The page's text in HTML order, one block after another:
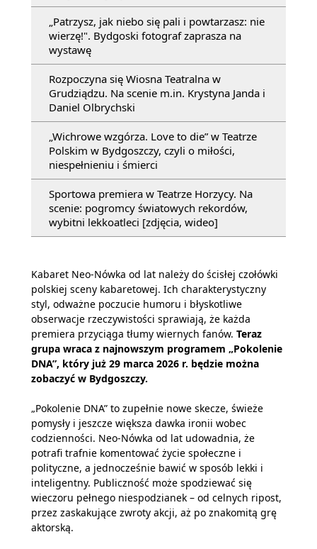
„Patrzysz, jak niebo się pali i powtarzasz: nie
wierzę!". Bydgoski fotograf zaprasza na
wystawę
Rozpoczyna się Wiosna Teatralna w
Grudziądzu. Na scenie m.in. Krystyna Janda i
Daniel Olbrychski
„Wichrowe wzgórza. Love to die” w Teatrze
Polskim w Bydgoszczy, czyli o miłości,
niespełnieniu i śmierci
Sportowa premiera w Teatrze Horzycy. Na
scenie: pogromcy światowych rekordów,
wybitni lekkoatleci [zdjęcia, wideo]
Kabaret Neo-Nówka od lat należy do ścisłej czołówki
polskiej sceny kabaretowej. Ich charakterystyczny
styl, odważne poczucie humoru i błyskotliwe
obserwacje rzeczywistości sprawiają, że każda
premiera przyciąga tłumy wiernych fanów. Teraz
grupa wraca z najnowszym programem „Pokolenie
DNA”, który już 29 marca 2026 r. będzie można
zobaczyć w Bydgoszczy.
„Pokolenie DNA” to zupełnie nowe skecze, świeże
pomysły i jeszcze większa dawka ironii wobec
codzienności. Neo-Nówka od lat udowadnia, że
potrafi trafnie komentować życie społeczne i
polityczne, a jednocześnie bawić w sposób lekki i
inteligentny. Publiczność może spodziewać się
wieczoru pełnego niespodzianek – od celnych ripost,
przez zaskakujące zwroty akcji, aż po znakomitą grę
aktorską.